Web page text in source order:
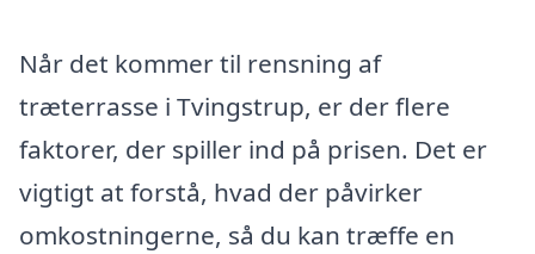
Når det kommer til rensning af
træterrasse i Tvingstrup, er der flere
faktorer, der spiller ind på prisen. Det er
vigtigt at forstå, hvad der påvirker
omkostningerne, så du kan træffe en